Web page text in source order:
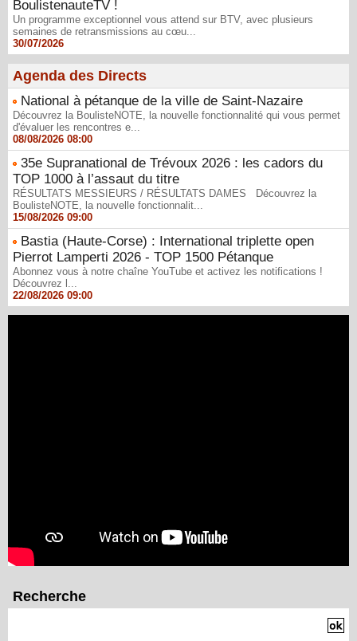
BoulistenauteTV !
Un programme exceptionnel vous attend sur BTV, avec plusieurs
semaines de retransmissions au cœu...
30/07/2026
Agenda des Directs
National à pétanque de la ville de Saint-Nazaire
Découvrez la BoulisteNOTE, la nouvelle fonctionnalité qui vous permet
d'évaluer les rencontres e...
08/08/2026 08:00
35e Supranational de Trévoux 2026 : les cadors du
TOP 1000 à l’assaut du titre
RÉSULTATS MESSIEURS / RÉSULTATS DAMES Découvrez la
BoulisteNOTE, la nouvelle fonctionnalit...
15/08/2026 09:00
Bastia (Haute-Corse) : International triplette open
Pierrot Lamperti 2026 - TOP 1500 Pétanque
Abonnez vous à notre chaîne YouTube et activez les notifications !
Découvrez l...
22/08/2026 09:00
Recherche